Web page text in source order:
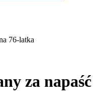
76-latka
za napaść